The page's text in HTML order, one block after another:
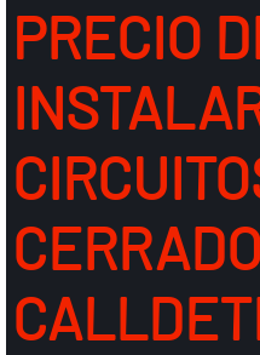
PRECIO